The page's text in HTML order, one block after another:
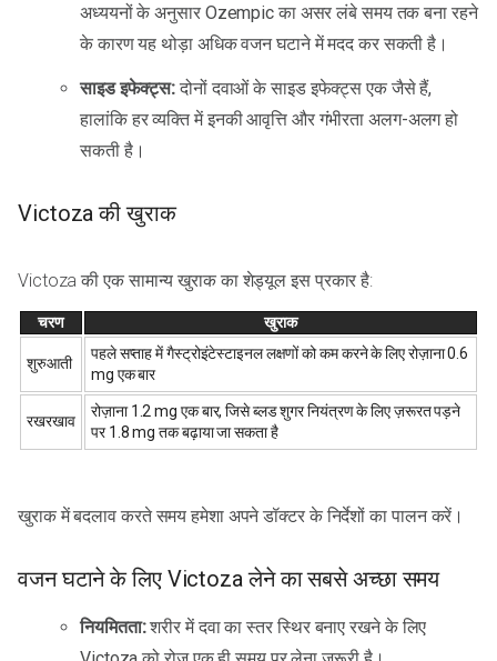
अध्ययनों के अनुसार Ozempic का असर लंबे समय तक बना रहने
के कारण यह थोड़ा अधिक वजन घटाने में मदद कर सकती है।
साइड इफेक्ट्स: दोनों दवाओं के साइड इफेक्ट्स एक जैसे हैं,
हालांकि हर व्यक्ति में इनकी आवृत्ति और गंभीरता अलग-अलग हो
सकती है।
Victoza की खुराक
Victoza की एक सामान्य खुराक का शेड्यूल इस प्रकार है:
चरण खुराक
शुरुआती
पहले सप्ताह में गैस्ट्रोइंटेस्टाइनल लक्षणों को कम करने के लिए रोज़ाना 0.6
mg एक बार
रखरखाव
रोज़ाना 1.2 mg एक बार, जिसे ब्लड शुगर नियंत्रण के लिए ज़रूरत पड़ने
पर 1.8 mg तक बढ़ाया जा सकता है
खुराक में बदलाव करते समय हमेशा अपने डॉक्टर के निर्देशों का पालन करें।
वजन घटाने के लिए Victoza लेने का सबसे अच्छा समय
नियमितता:शरीर में दवा का स्तर स्थिर बनाए रखने के लिए